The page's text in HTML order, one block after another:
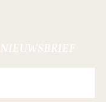
NIEUWSBRIEF